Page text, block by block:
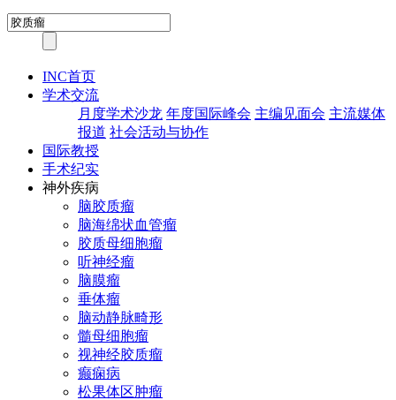
INC首页
学术交流
月度学术沙龙 年度国际峰会 主编见面会 主流媒体
报道 社会活动与协作
国际教授
手术纪实
神外疾病
脑胶质瘤
脑海绵状血管瘤
胶质母细胞瘤
听神经瘤
脑膜瘤
垂体瘤
脑动静脉畸形
髓母细胞瘤
视神经胶质瘤
癫痫病
松果体区肿瘤